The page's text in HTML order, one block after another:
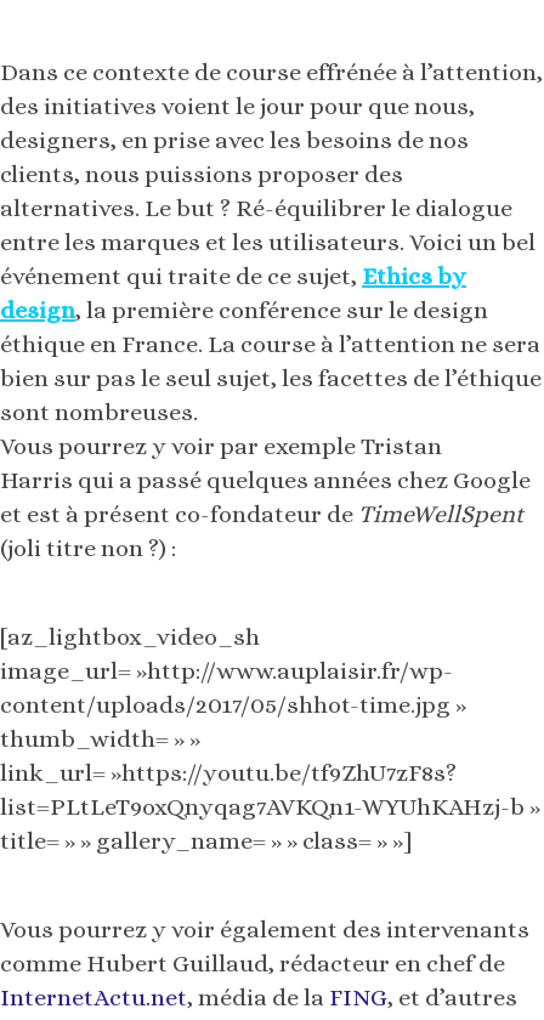
Dans ce contexte de course effrénée à l’attention,
des initiatives voient le jour pour que nous,
designers, en prise avec les besoins de nos
clients, nous puissions proposer des
alternatives. Le but ? Ré-équilibrer le dialogue
entre les marques et les utilisateurs. Voici un bel
événement qui traite de ce sujet, Ethics by
design, la première conférence sur le design
éthique en France. La course à l’attention ne sera
bien sur pas le seul sujet, les facettes de l’éthique
sont nombreuses.
Vous pourrez y voir par exemple Tristan
Harris qui a passé quelques années chez Google
et est à présent co-fondateur de TimeWellSpent
(joli titre non ?) :
[az_lightbox_video_sh
image_url= »http://www.auplaisir.fr/wp-
content/uploads/2017/05/shhot-time.jpg »
thumb_width= » »
link_url= »https://youtu.be/tf9ZhU7zF8s?
list=PLtLeT9oxQnyqag7AVKQn1-WYUhKAHzj-b »
title= » » gallery_name= » » class= » »]
Vous pourrez y voir également des intervenants
comme Hubert Guillaud, rédacteur en chef de
InternetActu.net, média de la FING, et d’autres